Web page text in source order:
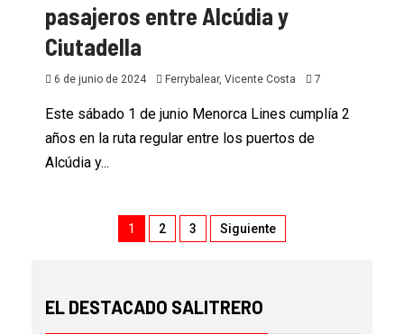
pasajeros entre Alcúdia y
Ciutadella
6 de junio de 2024 Ferrybalear, Vicente Costa 7
Este sábado 1 de junio Menorca Lines cumplía 2
años en la ruta regular entre los puertos de
Alcúdia y...
1 2 3 Siguiente
EL DESTACADO SALITRERO